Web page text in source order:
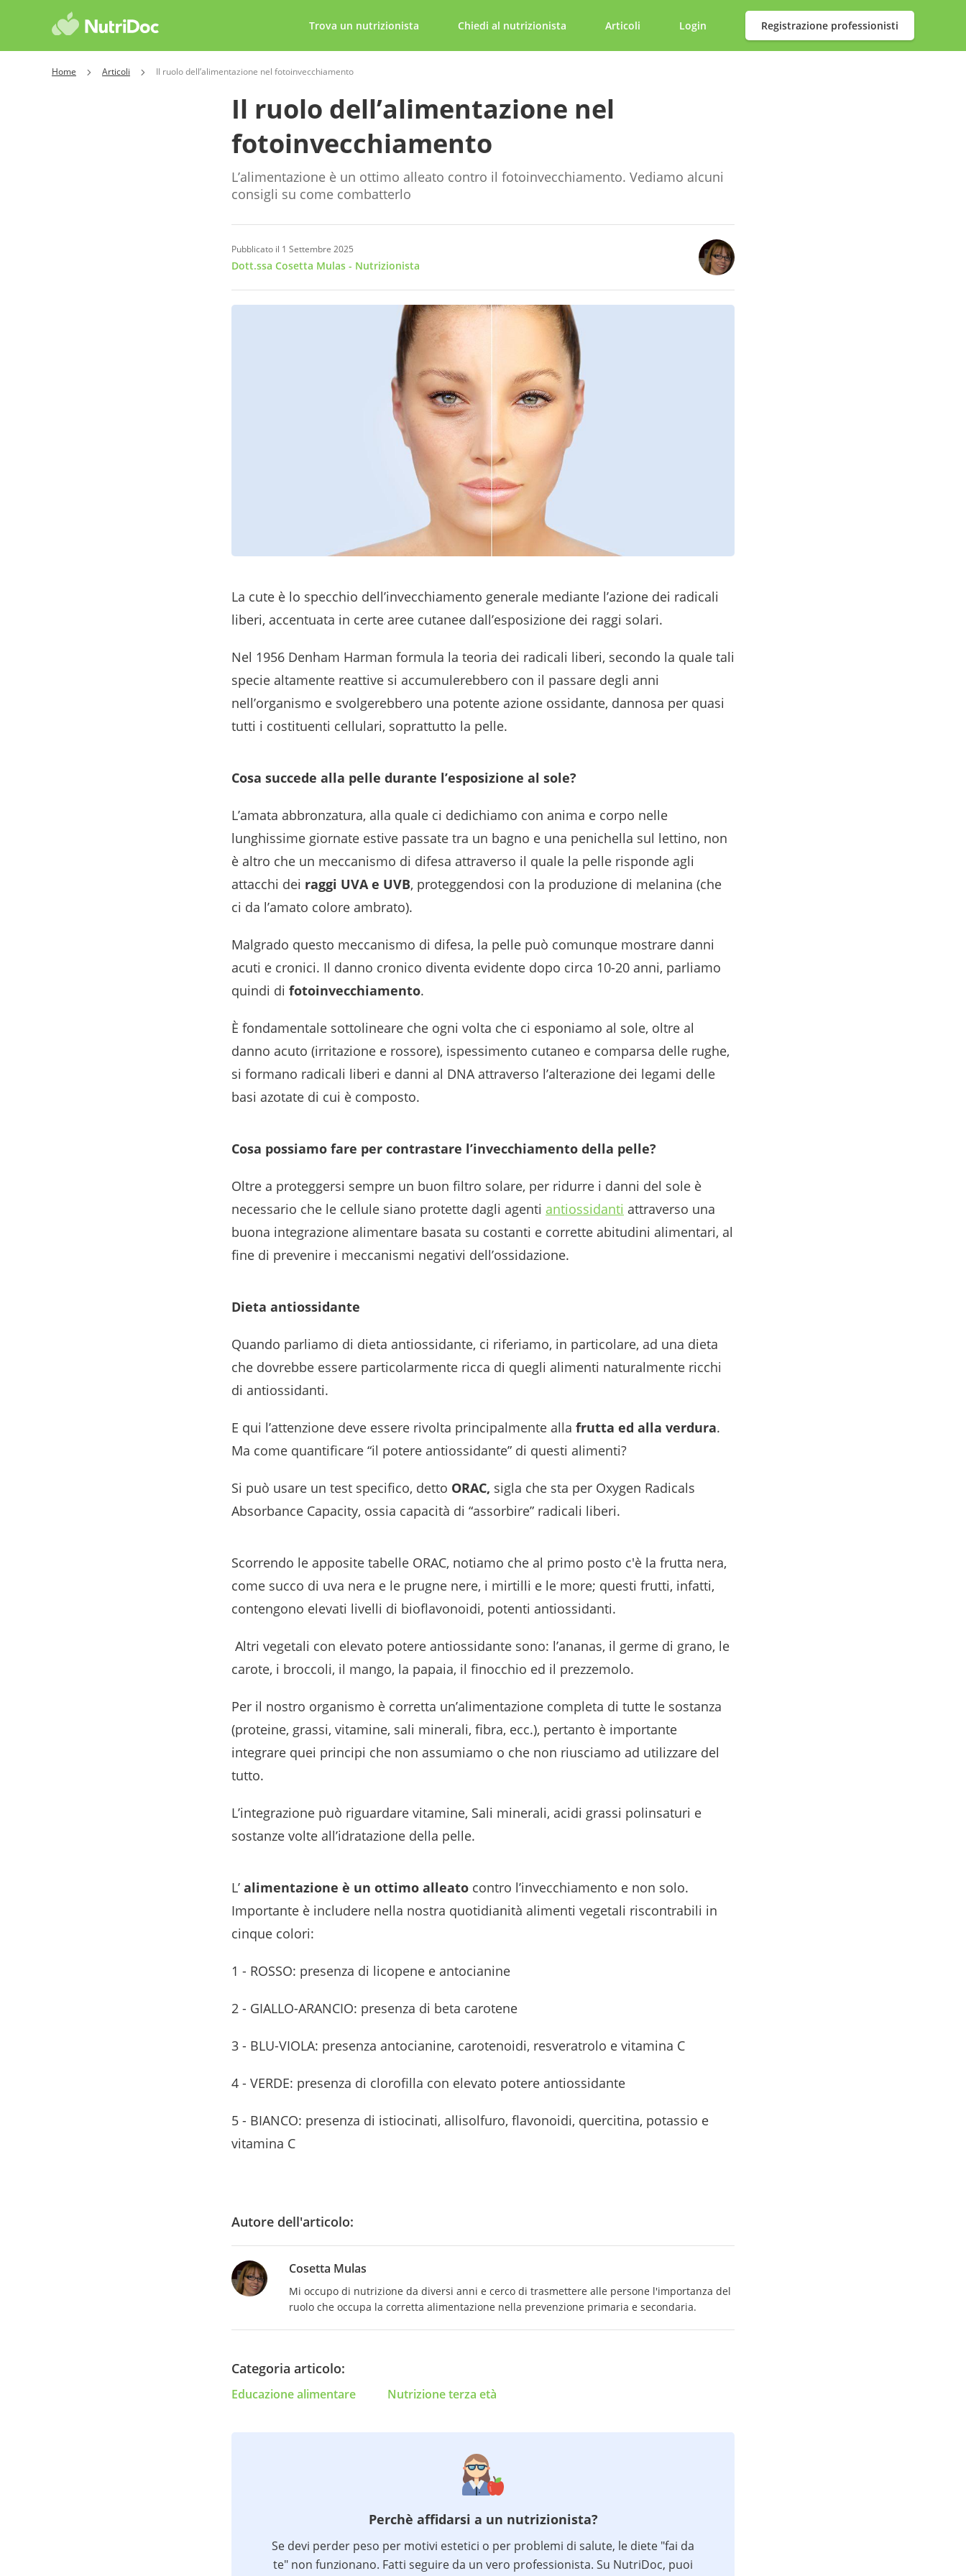
Trova un nutrizionista Chiedi al nutrizionista Articoli Login Registrazione professionisti
Home Articoli Il ruolo dell’alimentazione nel fotoinvecchiamento
Il ruolo dell’alimentazione nel
fotoinvecchiamento
L’alimentazione è un ottimo alleato contro il fotoinvecchiamento. Vediamo alcuni
consigli su come combatterlo
Pubblicato il 1 Settembre 2025
Dott.ssa Cosetta Mulas - Nutrizionista
La cute è lo specchio dell’invecchiamento generale mediante l’azione dei radicali
liberi, accentuata in certe aree cutanee dall’esposizione dei raggi solari.
Nel 1956 Denham Harman formula la teoria dei radicali liberi, secondo la quale tali
specie altamente reattive si accumulerebbero con il passare degli anni
nell’organismo e svolgerebbero una potente azione ossidante, dannosa per quasi
tutti i costituenti cellulari, soprattutto la pelle.
Cosa succede alla pelle durante l’esposizione al sole?
L’amata abbronzatura, alla quale ci dedichiamo con anima e corpo nelle
lunghissime giornate estive passate tra un bagno e una penichella sul lettino, non
è altro che un meccanismo di difesa attraverso il quale la pelle risponde agli
attacchi dei raggi UVA e UVB, proteggendosi con la produzione di melanina (che
ci da l’amato colore ambrato).
Malgrado questo meccanismo di difesa, la pelle può comunque mostrare danni
acuti e cronici. Il danno cronico diventa evidente dopo circa 10-20 anni, parliamo
quindi di fotoinvecchiamento.
È fondamentale sottolineare che ogni volta che ci esponiamo al sole, oltre al
danno acuto (irritazione e rossore), ispessimento cutaneo e comparsa delle rughe,
si formano radicali liberi e danni al DNA attraverso l’alterazione dei legami delle
basi azotate di cui è composto.
Cosa possiamo fare per contrastare l’invecchiamento della pelle?
Oltre a proteggersi sempre un buon filtro solare, per ridurre i danni del sole è
necessario che le cellule siano protette dagli agenti antiossidanti attraverso una
buona integrazione alimentare basata su costanti e corrette abitudini alimentari, al
fine di prevenire i meccanismi negativi dell’ossidazione.
Dieta antiossidante
Quando parliamo di dieta antiossidante, ci riferiamo, in particolare, ad una dieta
che dovrebbe essere particolarmente ricca di quegli alimenti naturalmente ricchi
di antiossidanti.
E qui l’attenzione deve essere rivolta principalmente alla frutta ed alla verdura.
Ma come quantificare “il potere antiossidante” di questi alimenti?
Si può usare un test specifico, detto ORAC, sigla che sta per Oxygen Radicals
Absorbance Capacity, ossia capacità di “assorbire” radicali liberi.
Scorrendo le apposite tabelle ORAC, notiamo che al primo posto c'è la frutta nera,
come succo di uva nera e le prugne nere, i mirtilli e le more; questi frutti, infatti,
contengono elevati livelli di bioflavonoidi, potenti antiossidanti.
Altri vegetali con elevato potere antiossidante sono: l’ananas, il germe di grano, le
carote, i broccoli, il mango, la papaia, il finocchio ed il prezzemolo.
Per il nostro organismo è corretta un’alimentazione completa di tutte le sostanza
(proteine, grassi, vitamine, sali minerali, fibra, ecc.), pertanto è importante
integrare quei principi che non assumiamo o che non riusciamo ad utilizzare del
tutto.
L’integrazione può riguardare vitamine, Sali minerali, acidi grassi polinsaturi e
sostanze volte all’idratazione della pelle.
L’ alimentazione è un ottimo alleato contro l’invecchiamento e non solo.
Importante è includere nella nostra quotidianità alimenti vegetali riscontrabili in
cinque colori:
1 - ROSSO: presenza di licopene e antocianine
2 - GIALLO-ARANCIO: presenza di beta carotene
3 - BLU-VIOLA: presenza antocianine, carotenoidi, resveratrolo e vitamina C
4 - VERDE: presenza di clorofilla con elevato potere antiossidante
5 - BIANCO: presenza di istiocinati, allisolfuro, flavonoidi, quercitina, potassio e
vitamina C
Autore dell'articolo:
Cosetta Mulas
Mi occupo di nutrizione da diversi anni e cerco di trasmettere alle persone l'importanza del
ruolo che occupa la corretta alimentazione nella prevenzione primaria e secondaria.
Categoria articolo:
Educazione alimentare Nutrizione terza età
Perchè affidarsi a un nutrizionista?
Se devi perder peso per motivi estetici o per problemi di salute, le diete "fai da
te" non funzionano. Fatti seguire da un vero professionista. Su NutriDoc, puoi